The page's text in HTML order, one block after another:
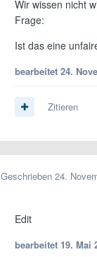
Wir wissen nicht
Frage:
Ist das eine
bearbeitet 24.
Zitieren
Geschrieben 24.
Edit
bearbeitet 19. Mai